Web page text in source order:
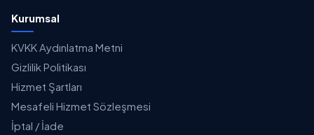
Kurumsal
KVKK Aydınlatma Metni
Gizlilik Politikası
Hizmet Şartları
Mesafeli Hizmet Sözleşmesi
İptal / İade